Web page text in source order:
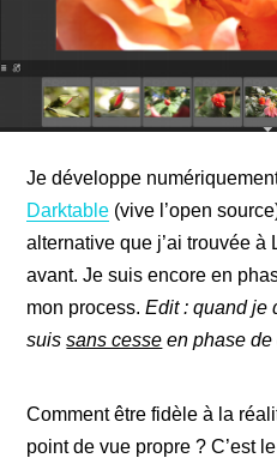
Je développe
Darktable (vive l’open
alternative que j’ai trouvée à
avant. Je suis encore en
mon process.Edit : quand je
suissans cesse en phase de
Comment être fidèle à la
point de vue propre ? C’est